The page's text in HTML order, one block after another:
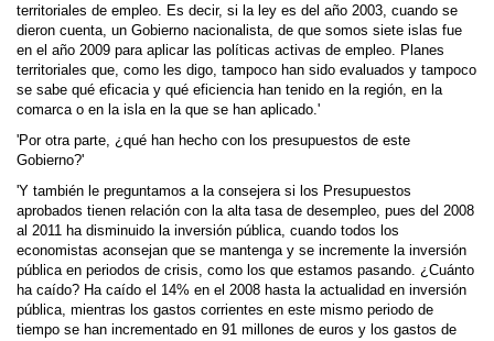
territoriales de empleo. Es decir, si la ley es del año 2003, cuando se
dieron cuenta, un Gobierno nacionalista, de que somos siete islas fue
en el año 2009 para aplicar las políticas activas de empleo. Planes
territoriales que, como les digo, tampoco han sido evaluados y tampoco
se sabe qué eficacia y qué eficiencia han tenido en la región, en la
comarca o en la isla en la que se han aplicado.'
'Por otra parte, ¿qué han hecho con los presupuestos de este
Gobierno?'
'Y también le preguntamos a la consejera si los Presupuestos
aprobados tienen relación con la alta tasa de desempleo, pues del 2008
al 2011 ha disminuido la inversión pública, cuando todos los
economistas aconsejan que se mantenga y se incremente la inversión
pública en periodos de crisis, como los que estamos pasando. ¿Cuánto
ha caído? Ha caído el 14% en el 2008 hasta la actualidad en inversión
pública, mientras los gastos corrientes en este mismo periodo de
tiempo se han incrementado en 91 millones de euros y los gastos de